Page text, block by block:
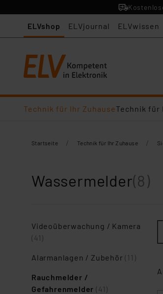
ELVshop ELVjournal ELVwissen
Technik für Ihr ZuhauseTechnik
Startseite / Technik für Ihr Zuhause /
Wassermelder(8)
Videoüberwachung / Kamera
(41)
Alarmanlagen / Zubehör(11)
Rauchmelder /
Gefahrenmelder(41)